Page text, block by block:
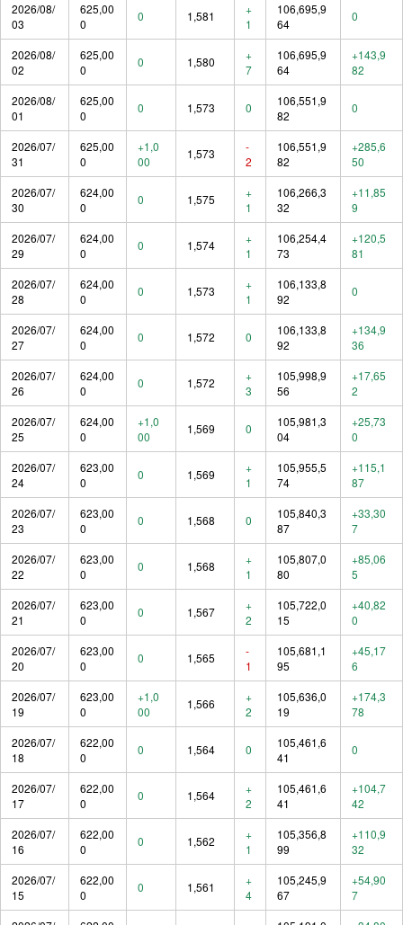
2026/08/
03
625,00
0
0 1,581
+
1
106,695,9
64
0
2026/08/
02
625,00
0
0 1,580
+
7
106,695,9
64
+143,9
82
2026/08/
01
625,00
0
0 1,573 0
106,551,9
82
0
2026/07/
31
625,00
0
+1,0
00
1,573
-
2
106,551,9
82
+285,6
50
2026/07/
30
624,00
0
0 1,575
+
1
106,266,3
32
+11,85
9
2026/07/
29
624,00
0
0 1,574
+
1
106,254,4
73
+120,5
81
2026/07/
28
624,00
0
0 1,573
+
1
106,133,8
92
0
2026/07/
27
624,00
0
0 1,572 0
106,133,8
92
+134,9
36
2026/07/
26
624,00
0
0 1,572
+
3
105,998,9
56
+17,65
2
2026/07/
25
624,00
0
+1,0
00
1,569 0
105,981,3
04
+25,73
0
2026/07/
24
623,00
0
0 1,569
+
1
105,955,5
74
+115,1
87
2026/07/
23
623,00
0
0 1,568 0
105,840,3
87
+33,30
7
2026/07/
22
623,00
0
0 1,568
+
1
105,807,0
80
+85,06
5
2026/07/
21
623,00
0
0 1,567
+
2
105,722,0
15
+40,82
0
2026/07/
20
623,00
0
0 1,565
-
1
105,681,1
95
+45,17
6
2026/07/
19
623,00
0
+1,0
00
1,566
+
2
105,636,0
19
+174,3
78
2026/07/
18
622,00
0
0 1,564 0
105,461,6
41
0
2026/07/
17
622,00
0
0 1,564
+
2
105,461,6
41
+104,7
42
2026/07/
16
622,00
0
0 1,562
+
1
105,356,8
99
+110,9
32
2026/07/
15
622,00
0
0 1,561
+
4
105,245,9
67
+54,90
7